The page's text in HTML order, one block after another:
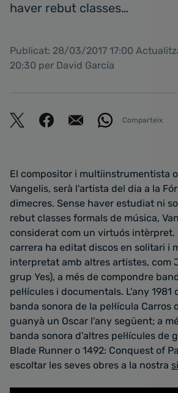
haver rebut classes…
Publicat: 28/03/2017 17:00
20:30 per David García
Comparteix
El compositor i multiinstrumentista
Vangelis, serà l'artista del dia a la
dimecres. Sense haver estudiat ni
rebut classes formals de música,
considerat com un virtuós intèrpret.
carrera ha editat discos en solitari i
interpretat amb altres artistes, com
grup Yes), a més de compondre
pel·lícules i documentals. L'any 1981
banda sonora de la pel·lícula Carros
guanyà un Oscar l'any següent; a
banda sonora d'altres pel·lícules de
Blade Runner o 1492: Conquest of
escoltar les seves obres a la nostra